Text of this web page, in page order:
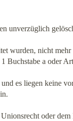
unverzüglich
wurden, nicht
a oder
es liegen keine
oder